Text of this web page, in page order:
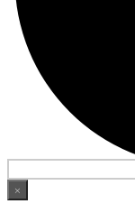
×